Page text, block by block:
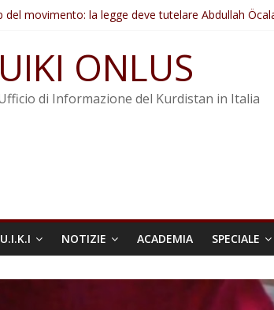
del movimento: la legge deve tutelare Abdullah
conto della situazione di Rêber Apo ostacolerebbe
un’azione internazionale contro i crimini di guerra
Le legge negativa deve essere trasformata in
UIKI ONLUS
di Informazione del Kurdistan in Italia
U.I.K.I NOTIZIE ACADEMIA SPECIALE